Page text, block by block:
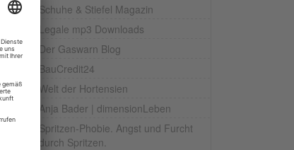
Schuhe & Stiefel Magazin
Legale mp3 Downloads
Der Gaswarn Blog
BauCredit24
Welt der Hortensien
Anja Bader | dimensionLeben
Spritzen-Phobie. Angst und Furcht
durch Spritzen.